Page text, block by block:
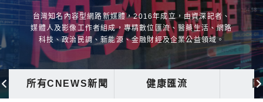
台灣知名內容型網路新媒體，2016年成立，由資深記者、
媒體人及影像工作者組成，專精數位匯流、醫藥生活、網路
科技、政治民調、新能源、金融財經及企業公益領域。
所有CNEWS新聞 健康匯流